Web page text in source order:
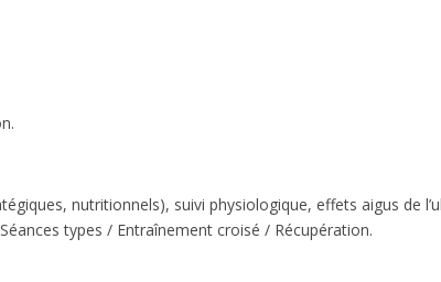
nutritionnels), suivi physiologique, effets aigus de
types / Entraînement croisé / Récupération.